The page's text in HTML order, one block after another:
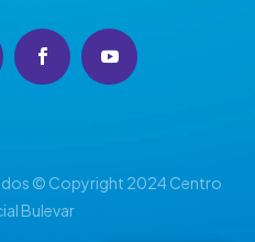
© Copyright 2024 Centro
Bulevar